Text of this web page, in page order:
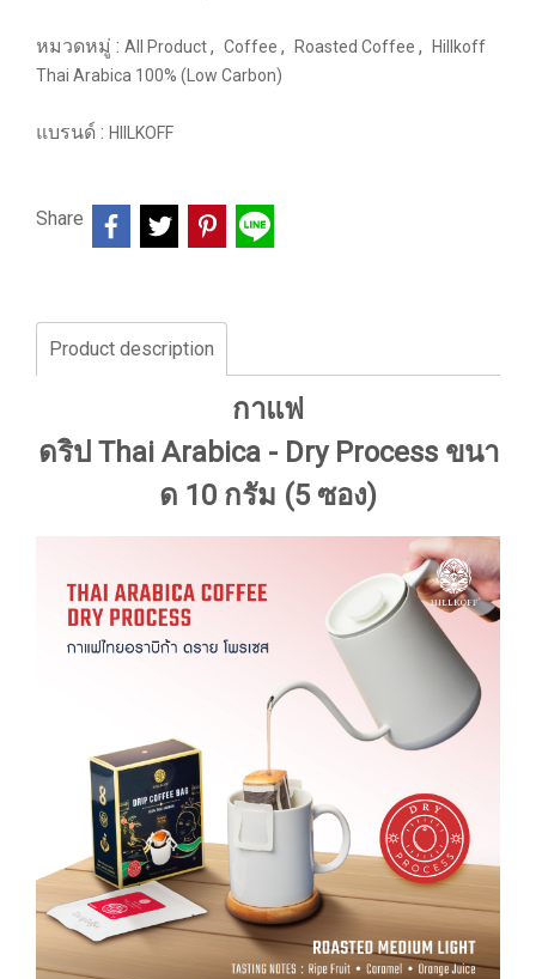
หมวดหมู่ : All Product, Coffee , Roasted Coffee ,
Hillkoff
Thai Arabica 100% (Low Carbon)
แบรนด์ : HIILKOFF
Share
Product description
กาแฟ
ดริป Thai Arabica - Dry Process ขนา
ด 10 กรัม (5 ซอง)